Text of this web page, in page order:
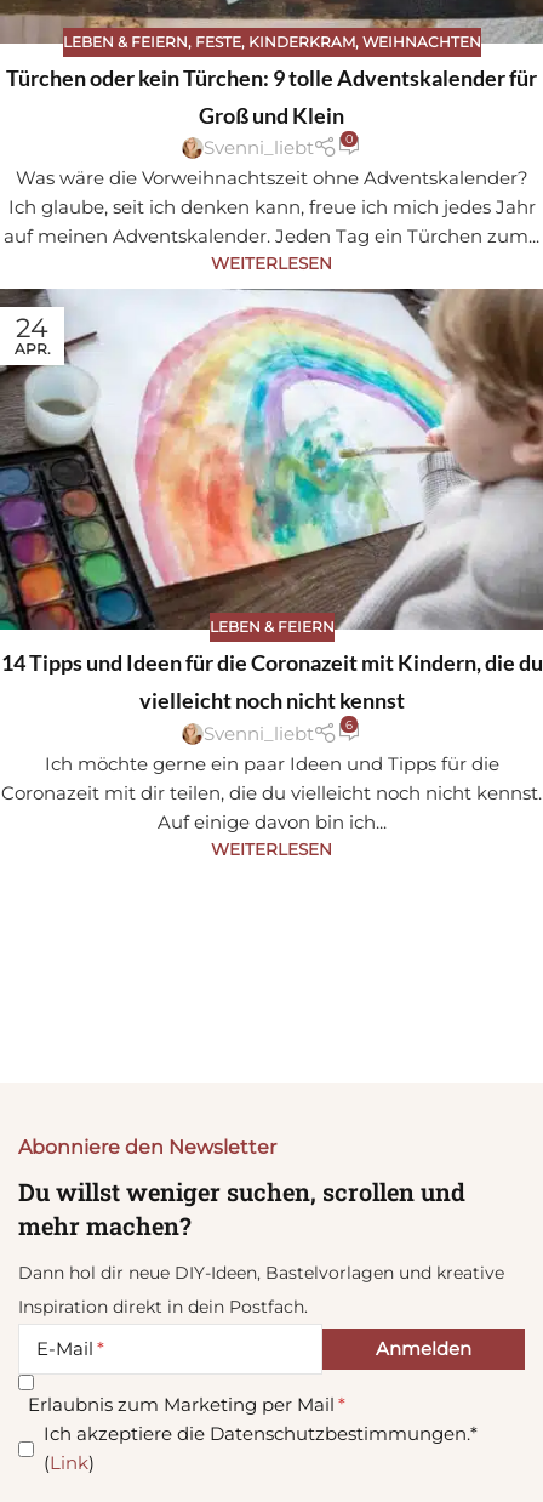
LEBEN & FEIERN, FESTE, KINDERKRAM, WEIHNACHTEN
Türchen oder kein Türchen: 9 tolle Adventskalender für
Groß und Klein
Svenni_liebt 0
Was wäre die Vorweihnachtszeit ohne Adventskalender?
Ich glaube, seit ich denken kann, freue ich mich jedes Jahr
auf meinen Adventskalender. Jeden Tag ein Türchen zum...
WEITERLESEN
24
APR.
LEBEN & FEIERN
14 Tipps und Ideen für die Coronazeit mit Kindern, die du
vielleicht noch nicht kennst
Svenni_liebt 6
Ich möchte gerne ein paar Ideen und Tipps für die
Coronazeit mit dir teilen, die du vielleicht noch nicht kennst.
Auf einige davon bin ich...
WEITERLESEN
Abonniere den Newsletter
Du willst weniger suchen, scrollen und
mehr machen?
Dann hol dir neue DIY-Ideen, Bastelvorlagen und kreative
Inspiration direkt in dein Postfach.
E-Mail
Erlaubnis zum Marketing per Mail
Ich akzeptiere die Datenschutzbestimmungen.*
(Link)